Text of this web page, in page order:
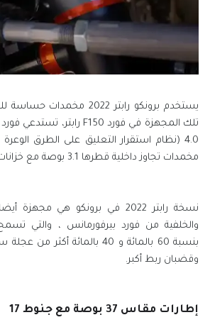
4.0 (نظام استقرار التعليق على الطرق
مخمدات تجاوز داخلية قطرها 3.1 بوصة مع خزانات بعيدة في الخلف.
نسخة رابتر 2022 في برونكو هي
والخلفية من فورد بيرفورمانس ، والتي
بنسبة 60 بالمائة و 40 بالمائة
وقضبان ربط أكبر.
إطارات مقاس 37 بوصة مع جنوط 17